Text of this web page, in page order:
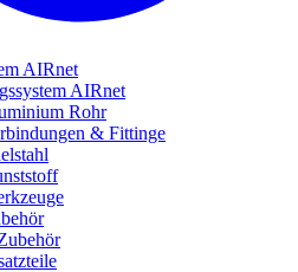
AIRnet
AIRnet
Rohr
& Fittinge